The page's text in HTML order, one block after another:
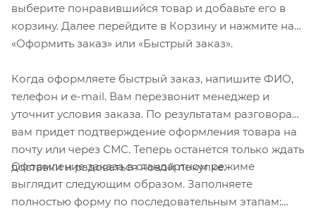
выберите понравившийся товар и добавьте его в
корзину. Далее перейдите в Корзину и нажмите на
«Оформить заказ» или «Быстрый заказ».
Когда оформляете быстрый заказ, напишите ФИО,
телефон и e-mail. Вам перезвонит менеджер и
уточнит условия заказа. По результатам разговора
вам придет подтверждение оформления товара на
почту или через СМС. Теперь останется только ждать
доставки и радоваться новой покупке.
Оформление заказа в стандартном режиме
выглядит следующим образом. Заполняете
полностью форму по последовательным этапам: